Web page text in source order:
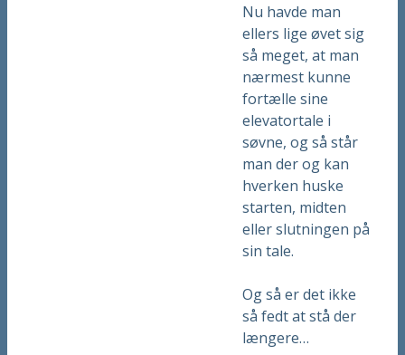
Nu havde man
ellers lige øvet sig
så meget, at man
nærmest kunne
fortælle sine
elevatortale i
søvne, og så står
man der og kan
hverken huske
starten, midten
eller slutningen på
sin tale.
Og så er det ikke
så fedt at stå der
længere…